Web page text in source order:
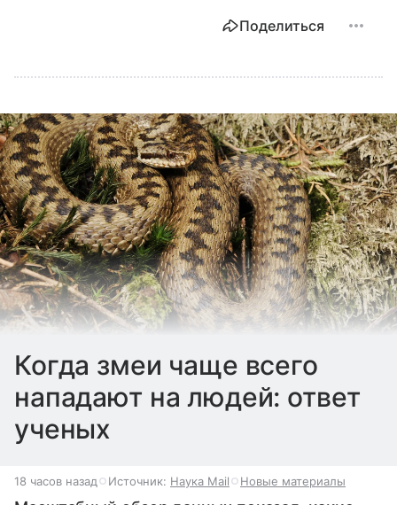
Поделиться
Когда змеи чаще всего
нападают на людей: ответ
ученых
18 часов назад Источник: Наука Mail Новые материалы